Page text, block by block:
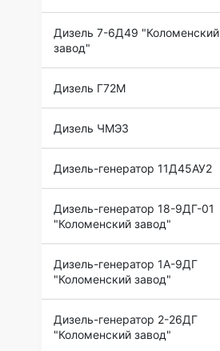
Дизель 7-6Д49 "Коломенский
завод"
Дизель Г72М
Дизель ЧМЭ3
Дизель-генератор 11Д45АУ2
Дизель-генератор 18-9ДГ-01
"Коломенский завод"
Дизель-генератор 1А-9ДГ
"Коломенский завод"
Дизель-генератор 2-26ДГ
"Коломенский завод"